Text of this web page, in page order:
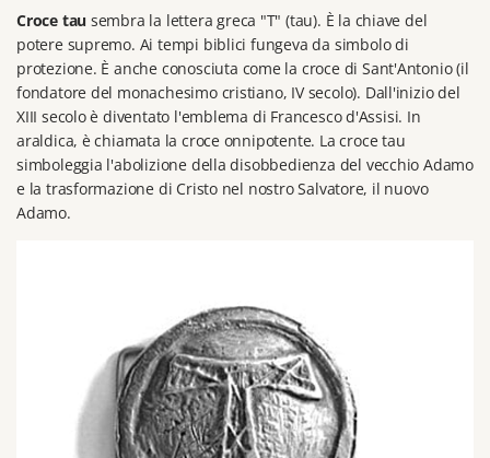
Croce tau sembra la lettera greca "T" (tau). È la chiave del
potere supremo. Ai tempi biblici fungeva da simbolo di
protezione. È anche conosciuta come la croce di Sant'Antonio (il
fondatore del monachesimo cristiano, IV secolo). Dall'inizio del
XIII secolo è diventato l'emblema di Francesco d'Assisi. In
araldica, è chiamata la croce onnipotente. La croce tau
simboleggia l'abolizione della disobbedienza del vecchio Adamo
e la trasformazione di Cristo nel nostro Salvatore, il nuovo
Adamo.